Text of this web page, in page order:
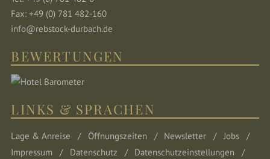
Fax: +49 (0) 781 482-160
info@rebstock-durbach.de
BEWERTUNGEN
LINKS & SPRACHEN
Lage & Anreise Öffnungszeiten Newsletter
Jobs
Impressum
Datenschutz
Datenschutzeinstellungen